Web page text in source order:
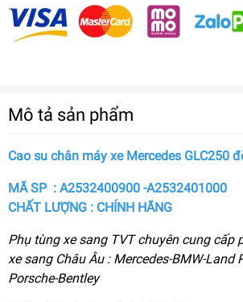
Mô tả sản phẩm
Cao su chân máy xe Mercedes GLC250
MÃ SP : A2532400900 -A2532401000
CHẤT LƯỢNG : CHÍNH HÃNG
Phụ tùng xe sang TVT chuyên cung cấp
xe sang Châu Âu : Mercedes-BMW-Land
Porsche-Bentley